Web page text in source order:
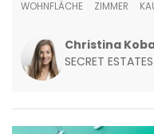
WOHNFLÄCHE ZIMMER
Christina
SECRET